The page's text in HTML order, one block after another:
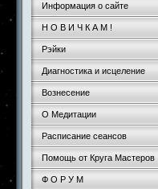
Информация о сайте
Н О В И Ч К А М !
Рэйки
Диагностика и исцеление
Вознесение
О Медитации
Расписание сеансов
Помощь от Круга Мастеров
Ф О Р У М